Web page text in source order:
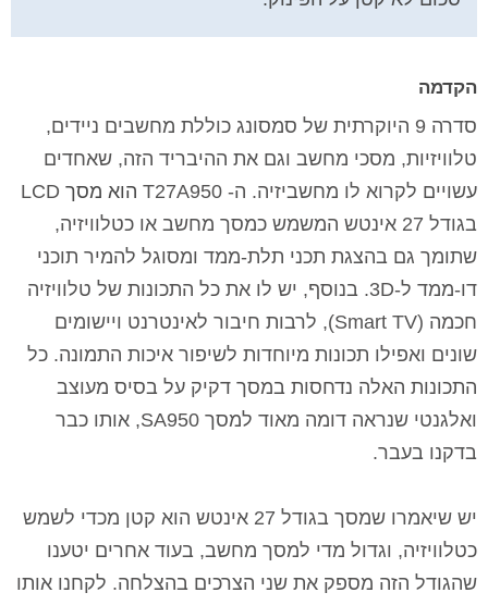
הקדמה
סדרה 9 היוקרתית של סמסונג כוללת מחשבים ניידים,
טלוויזיות, מסכי מחשב וגם את ההיבריד הזה, שאחדים
עשויים לקרוא לו מחשביזיה. ה- T27A950 הוא מסך LCD
בגודל 27 אינטש המשמש כמסך מחשב או כטלוויזיה,
שתומך גם בהצגת תכני תלת-ממד ומסוגל להמיר תוכני
דו-ממד ל-3D. בנוסף, יש לו את כל התכונות של טלוויזיה
חכמה (Smart TV), לרבות חיבור לאינטרנט ויישומים
שונים ואפילו תכונות מיוחדות לשיפור איכות התמונה. כל
התכונות האלה נדחסות במסך דקיק על בסיס מעוצב
ואלגנטי שנראה דומה מאוד למסך SA950, אותו כבר
בדקנו בעבר.
יש שיאמרו שמסך בגודל 27 אינטש הוא קטן מכדי לשמש
כטלוויזיה, וגדול מדי למסך מחשב, בעוד אחרים יטענו
שהגודל הזה מספק את שני הצרכים בהצלחה. לקחנו אותו